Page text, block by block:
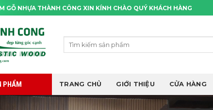
GỖ NHỰA THÀNH CÔNG XIN KÍNH CHÀO QUÝ KHÁCH HÀNG
Tìm
PHẨM TRANG CHỦ GIỚI THIỆU CỬA HÀNG